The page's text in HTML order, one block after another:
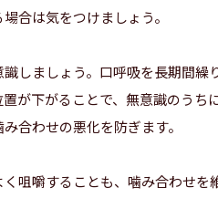
合は気をつけましょう。
識しましょう。口呼吸を長期間
が下がることで、無意識のうち
合わせの悪化を防ぎます。
咀嚼することも、噛み合わせ